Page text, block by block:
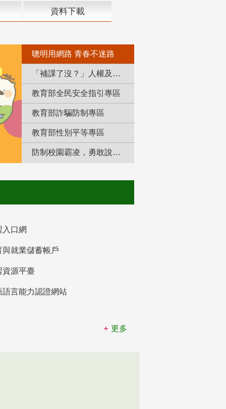
資料下載
聰明用網路 青春不迷路
「補課了沒？」人權及轉型正義教育專區
教育部全民安全指引專區
教育部詐騙防制專區
教育部性別平等專區
防制校園霸凌，勇敢說出來！
入口網
與就業儲蓄帳戶
資源平臺
語言能力認證網站
更多